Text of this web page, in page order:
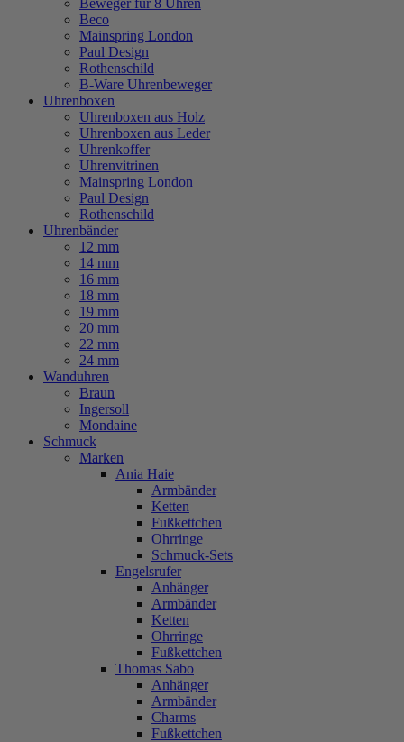
Beweger für 8 Uhren
Beco
Mainspring London
Paul Design
Rothenschild
B-Ware Uhrenbeweger
Uhrenboxen
Uhrenboxen aus Holz
Uhrenboxen aus Leder
Uhrenkoffer
Uhrenvitrinen
Mainspring London
Paul Design
Rothenschild
Uhrenbänder
12 mm
14 mm
16 mm
18 mm
19 mm
20 mm
22 mm
24 mm
Wanduhren
Braun
Ingersoll
Mondaine
Schmuck
Marken
Ania Haie
Armbänder
Ketten
Fußkettchen
Ohrringe
Schmuck-Sets
Engelsrufer
Anhänger
Armbänder
Ketten
Ohrringe
Fußkettchen
Thomas Sabo
Anhänger
Armbänder
Charms
Fußkettchen